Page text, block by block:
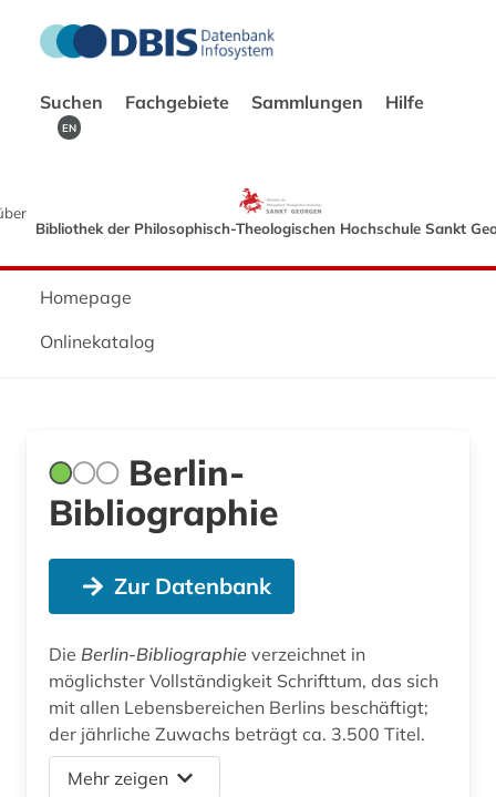
Suchen Fachgebiete Sammlungen Hilfe
EN
Bibliothek der Philosophisch-Theologischen Hochschule Sankt
Homepage
Onlinekatalog
Berlin-
Bibliographie
Zur Datenbank
Die Berlin-Bibliographie verzeichnet in
möglichster Vollständigkeit Schrifttum, das sich
mit allen Lebensbereichen Berlins beschäftigt;
der jährliche Zuwachs beträgt ca. 3.500 Titel.
Mehr zeigen